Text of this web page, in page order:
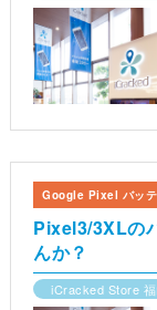
Pixel3/3XLの
んか？
Google Pixel バッテ
iCracked Store